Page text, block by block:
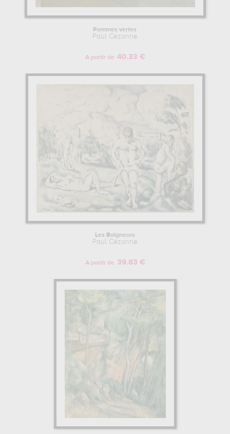
Pommes vertes
Paul Cézanne
A partir de 40.33 €
Les Baigneurs
Paul Cézanne
A partir de 39.83 €